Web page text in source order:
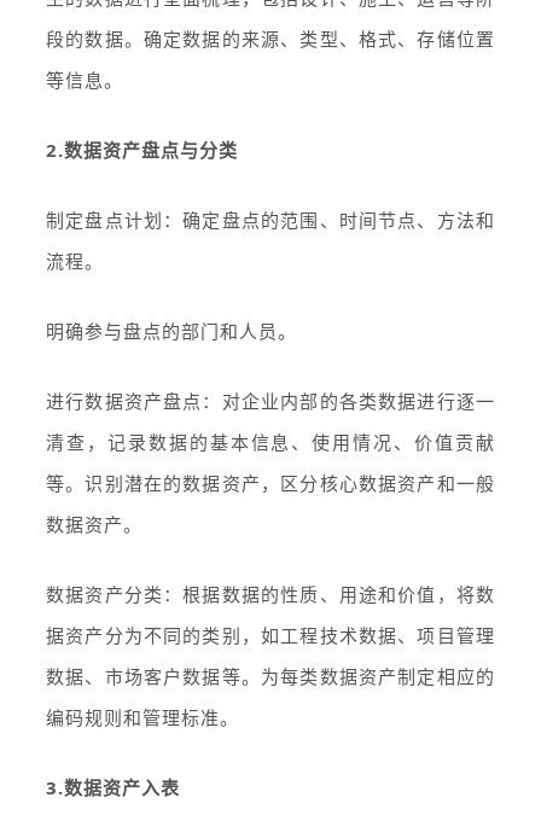
段的数据。确定数据的来源、类型、格式、存储位置
等信息。
2.数据资产盘点与分类
制定盘点计划：确定盘点的范围、时间节点、方法和
流程。
明确参与盘点的部门和人员。
进行数据资产盘点：对企业内部的各类数据进行逐一
清查，记录数据的基本信息、使用情况、价值贡献
等。识别潜在的数据资产，区分核心数据资产和一般
数据资产。
数据资产分类：根据数据的性质、用途和价值，将数
据资产分为不同的类别，如工程技术数据、项目管理
数据、市场客户数据等。为每类数据资产制定相应的
编码规则和管理标准。
3.数据资产入表